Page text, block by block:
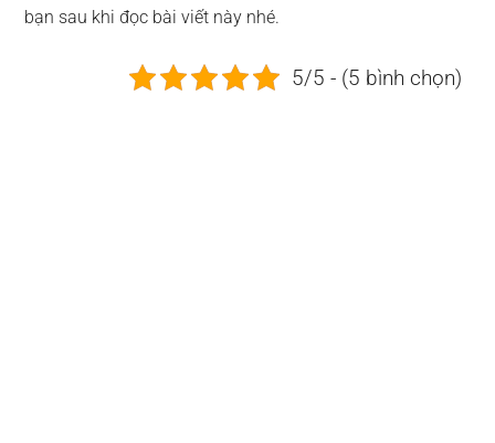
bạn sau khi đọc bài viết này nhé.
5/5 - (5 bình chọn)